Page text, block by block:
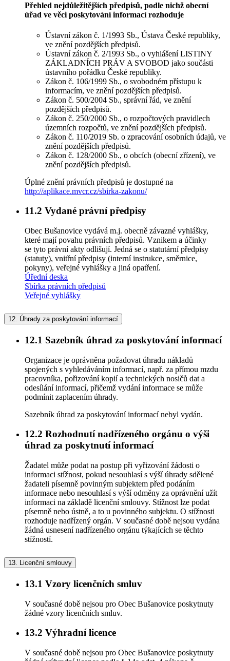
Přehled nejdůležitějších předpisů, podle nichž obecní
úřad ve věci poskytování informací rozhoduje
Ústavní zákon č. 1/1993 Sb., Ústava České republiky,
ve znění pozdějších předpisů.
Ústavní zákon č. 2/1993 Sb., o vyhlášení LISTINY
ZÁKLADNÍCH PRÁV A SVOBOD jako součásti
ústavního pořádku České republiky.
Zákon č. 106/1999 Sb., o svobodném přístupu k
informacím, ve znění pozdějších předpisů.
Zákon č. 500/2004 Sb., správní řád, ve znění
pozdějších předpisů.
Zákon č. 250/2000 Sb., o rozpočtových pravidlech
územních rozpočtů, ve znění pozdějších předpisů.
Zákon č. 110/2019 Sb. o zpracování osobních údajů, ve
znění pozdějších předpisů.
Zákon č. 128/2000 Sb., o obcích (obecní zřízení), ve
znění pozdějších předpisů.
Úplné znění právních předpisů je dostupné na
http://aplikace.mvcr.cz/sbirka-zakonu/
11.2 Vydané právní předpisy
Obec Bušanovice vydává m.j. obecně závazné vyhlášky,
které mají povahu právních předpisů. Vznikem a účinky
se tyto právní akty odlišují. Jedná se o statutární předpisy
(statuty), vnitřní předpisy (interní instrukce, směrnice,
pokyny), veřejné vyhlášky a jiná opatření.
Úřední deska
Sbírka právních předpisů
Veřejné vyhlášky
12. Úhrady za poskytování informací
12.1 Sazebník úhrad za poskytování informací
Organizace je oprávněna požadovat úhradu nákladů
spojených s vyhledáváním informací, např. za přímou mzdu
pracovníka, pořizování kopií a technických nosičů dat a
odesílání informací, přičemž vydání informace se může
podmínit zaplacením úhrady.
Sazebník úhrad za poskytování informací nebyl vydán.
12.2 Rozhodnutí nadřízeného orgánu o výši
úhrad za poskytnutí informací
Žadatel může podat na postup při vyřizování žádosti o
informaci stížnost, pokud nesouhlasí s výší úhrady sdělené
žadateli písemně povinným subjektem před podáním
informace nebo nesouhlasí s výší odměny za oprávnění užít
informaci na základě licenční smlouvy. Stížnost lze podat
písemně nebo ústně, a to u povinného subjektu. O stížnosti
rozhoduje nadřízený orgán. V současné době nejsou vydána
žádná usnesení nadřízeného orgánu týkajících se těchto
stížností.
13. Licenční smlouvy
13.1 Vzory licenčních smluv
V současné době nejsou pro Obec Bušanovice poskytnuty
žádné vzory licenčních smluv.
13.2 Výhradní licence
V současné době nejsou pro Obec Bušanovice poskytnuty